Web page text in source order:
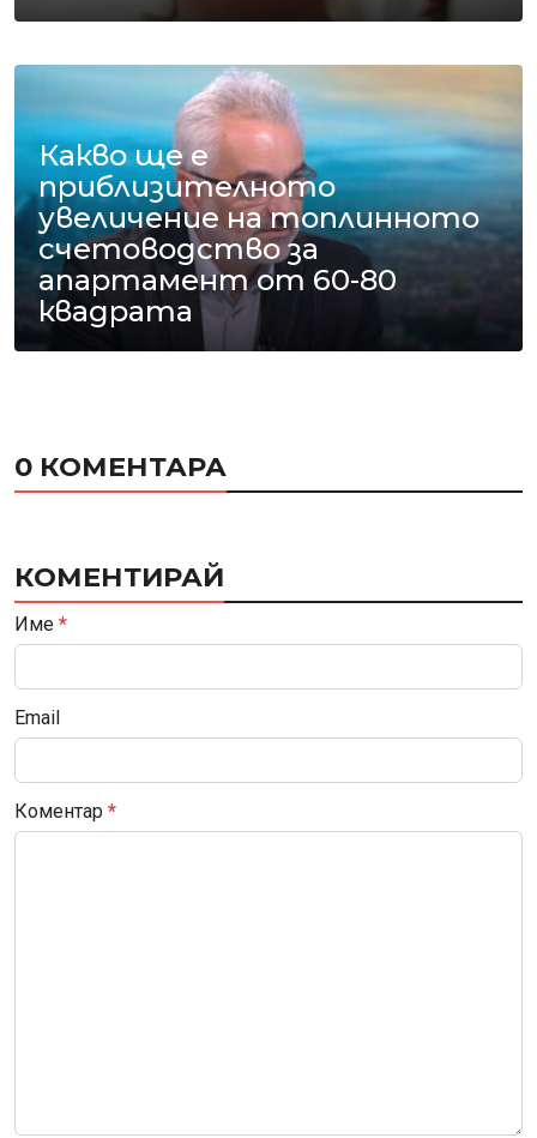
Какво ще е
приблизителното
увеличение на топлинното
счетоводство за
апартамент от 60-80
квадрата
0 КОМЕНТАРА
КОМЕНТИРАЙ
Име *
Email
Коментар *